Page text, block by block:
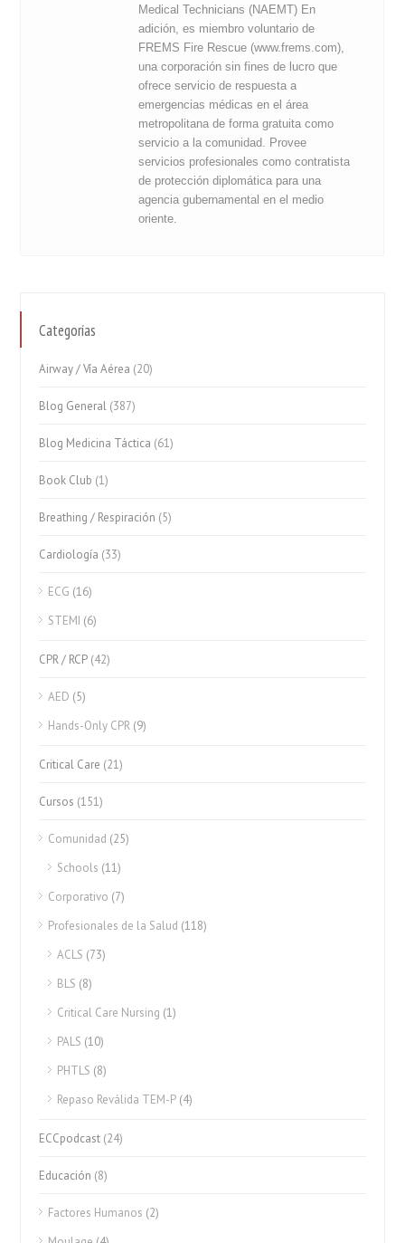
Medical Technicians (NAEMT) En
adición, es miembro voluntario de
FREMS Fire Rescue (www.frems.com),
una corporación sin fines de lucro que
ofrece servicio de respuesta a
emergencias médicas en el área
metropolitana de forma gratuita como
servicio a la comunidad. Provee
servicios profesionales como contratista
de protección diplomática para una
agencia gubernamental en el medio
oriente.
Categorías
Airway / Vía Aérea (20)
Blog General (387)
Blog Medicina Táctica (61)
Book Club (1)
Breathing / Respiración (5)
Cardiología (33)
ECG (16)
STEMI (6)
CPR / RCP (42)
AED (5)
Hands-Only CPR (9)
Critical Care (21)
Cursos (151)
Comunidad (25)
Schools (11)
Corporativo (7)
Profesionales de la Salud (118)
ACLS (73)
BLS (8)
Critical Care Nursing (1)
PALS (10)
PHTLS (8)
Repaso Reválida TEM-P (4)
ECCpodcast (24)
Educación (8)
Factores Humanos (2)